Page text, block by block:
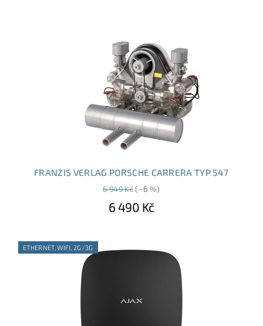
FRANZIS VERLAG PORSCHE CARRERA TYP 547
6 949 Kč(–6 %)
6 490 Kč
ETHERNET, WIFI, 2G/3G